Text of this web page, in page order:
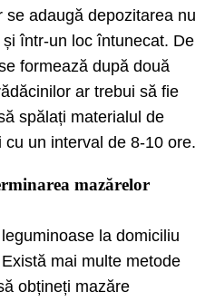
adaugă depozitarea nu
într-un loc întunecat. De
formează după două
ar trebui să fie
spălați materialul de
un interval de 8-10 ore.
mazărelor
la domiciliu
mai multe metode
obțineți mazăre